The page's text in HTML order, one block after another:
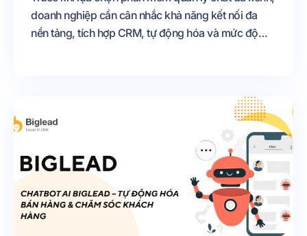
doanh nghiệp cần cân nhắc khả năng kết nối đa
nền tảng, tích hợp CRM, tự động hóa và mức độ
sánh ưu, nhược điểm của từng giải pháp để giúp
bạn dễ dàng lựa chọn nền tảng phù hợp, tối ưu
chăm sóc khách hàng và nâng cao hiệu quả kinh
doanh.